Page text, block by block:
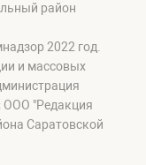
район
2022 год.
и массовых
"Редакция
Саратовской